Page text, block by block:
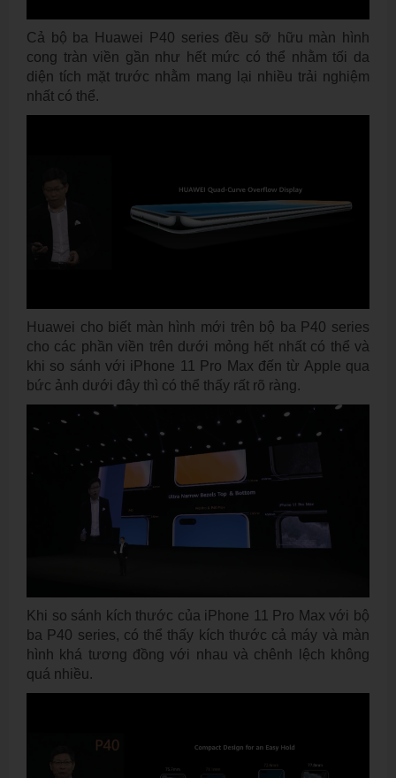
Cả bộ ba Huawei P40 series đều sỡ hữu màn hình
cong tràn viền gần như hết mức có thể nhằm tối da
diện tích mặt trước nhằm mang lại nhiều trải nghiệm
nhất có thể.
Huawei cho biết màn hình mới trên bộ ba P40 series
cho các phần viền trên dưới mỏng hết nhất có thể và
khi so sánh với iPhone 11 Pro Max đến từ Apple qua
bức ảnh dưới đây thì có thể thấy rất rõ ràng.
Khi so sánh kích thước của iPhone 11 Pro Max với bộ
ba P40 series, có thể thấy kích thước cả máy và màn
hình khá tương đồng với nhau và chênh lệch không
quá nhiều.